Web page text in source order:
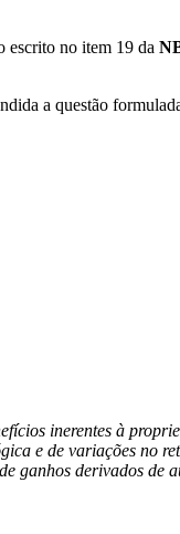
escrito no item 19 da
a questão
inerentes à
e de variações no
ganhos derivados